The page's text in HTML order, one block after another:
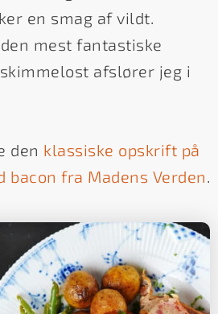
en smag af vildt.
mest fantastiske
afslører jeg i
den klassiske opskrift på
fra Madens Verden.